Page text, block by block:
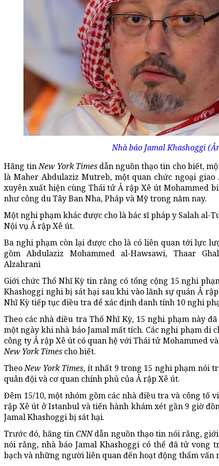
Nhà báo Jamal Khashoggi
Hãng tinNew York Times dẫn nguồn thạo tin cho biết,
là Maher Abdulaziz Mutreb, một quan chức ngoại
xuyên xuất hiện cùng Thái tử Ả rập Xê út Mohammed
như công du Tây Ban Nha, Pháp và Mỹ trong năm nay.
Một nghi phạm khác được cho là bác sĩ pháp y Salah al-
Nội vụ Ả rập Xê út.
Ba nghi phạm còn lại được cho là có liên quan tới lực
gồm Abdulaziz Mohammed al-Hawsawi, Thaar
Alzahrani
Giới chức Thổ Nhĩ Kỳ tin rằng có tổng cộng 15 nghi
Khashoggi nghi bị sát hại sau khi vào lãnh sự quán Ả
Nhĩ Kỳ tiếp tục điều tra để xác định danh tính 10 nghi
Theo các nhà điều tra Thổ Nhĩ Kỳ, 15 nghi phạm này
một ngày khi nhà báo Jamal mất tích. Các nghi phạm di
công ty Ả rập Xê út có quan hệ với Thái tử Mohammed
New York Times cho biết.
TheoNew York Times, ít nhất 9 trong 15 nghi phạm nói
quân đội và cơ quan chính phủ của Ả rập Xê út.
Đêm 15/10, một nhóm gồm các nhà điều tra và công tố
rập Xê út ở Istanbul và tiến hành khám xét gần 9 giờ
Jamal Khashoggi bị sát hại.
Trước đó, hãng tinCNNdẫn nguồn thạo tin nói rằng,
nói rằng, nhà báo Jamal Khashoggi có thể đã tử vong
bạch và những người liên quan đến hoạt động thẩm vấn